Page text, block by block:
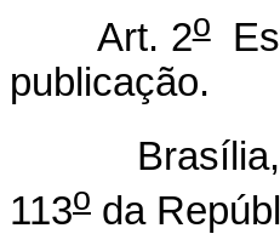
Art. 2o
publicação.
Brasília,
113o da